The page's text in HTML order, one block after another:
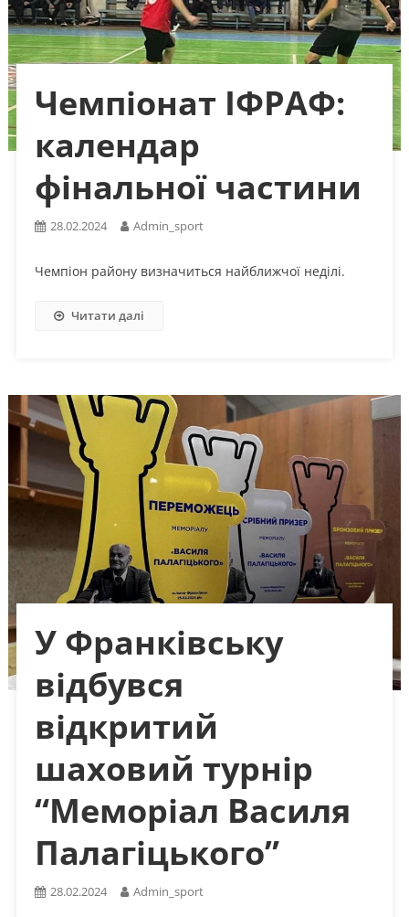
Чемпіонат ІФРАФ:
календар
фінальної частини
28.02.2024 Admin_sport
Чемпіон району визначиться найближчої неділі.
Читати далі
У Франківську
відбувся
відкритий
шаховий турнір
“Меморіал Василя
Палагіцького”
28.02.2024 Admin_sport